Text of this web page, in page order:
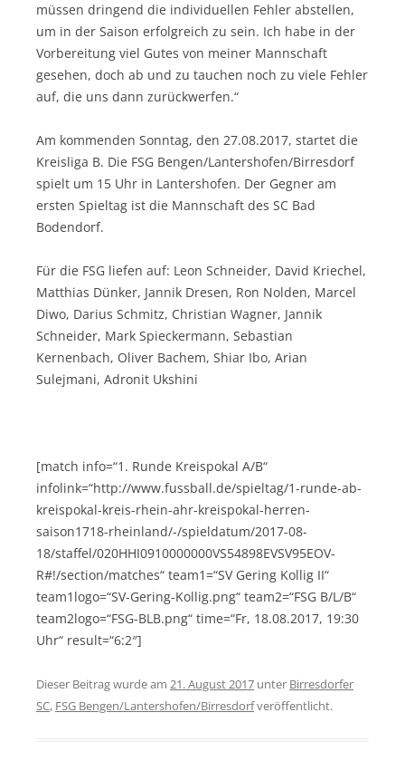
müssen dringend die individuellen Fehler abstellen,
um in der Saison erfolgreich zu sein. Ich habe in der
Vorbereitung viel Gutes von meiner Mannschaft
gesehen, doch ab und zu tauchen noch zu viele Fehler
auf, die uns dann zurückwerfen.“
Am kommenden Sonntag, den 27.08.2017, startet die
Kreisliga B. Die FSG Bengen/Lantershofen/Birresdorf
spielt um 15 Uhr in Lantershofen. Der Gegner am
ersten Spieltag ist die Mannschaft des SC Bad
Bodendorf.
Für die FSG liefen auf: Leon Schneider, David Kriechel,
Matthias Dünker, Jannik Dresen, Ron Nolden, Marcel
Diwo, Darius Schmitz, Christian Wagner, Jannik
Schneider, Mark Spieckermann, Sebastian
Kernenbach, Oliver Bachem, Shiar Ibo, Arian
Sulejmani, Adronit Ukshini
[match info=“1. Runde Kreispokal A/B“
infolink=“http://www.fussball.de/spieltag/1-runde-ab-
kreispokal-kreis-rhein-ahr-kreispokal-herren-
saison1718-rheinland/-/spieldatum/2017-08-
18/staffel/020HHI0910000000VS54898EVSV95EOV-
R#!/section/matches“ team1=“SV Gering Kollig II“
team1logo=“SV-Gering-Kollig.png“ team2=“FSG B/L/B“
team2logo=“FSG-BLB.png“ time=“Fr, 18.08.2017, 19:30
Uhr“ result=“6:2″]
Dieser Beitrag wurde am 21. August 2017 unter Birresdorfer
SC, FSG Bengen/Lantershofen/Birresdorfveröffentlicht.